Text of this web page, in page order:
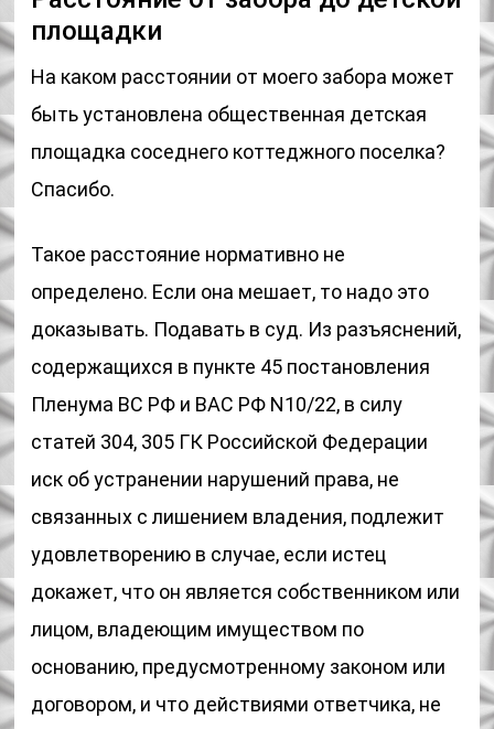
площадки
На каком расстоянии от моего забора может
быть установлена общественная детская
площадка соседнего коттеджного поселка?
Спасибо.
Такое расстояние нормативно не
определено. Если она мешает, то надо это
доказывать. Подавать в суд. Из разъяснений,
содержащихся в пункте 45 постановления
Пленума ВС РФ и ВАС РФ N10/22, в силу
статей 304, 305 ГК Российской Федерации
иск об устранении нарушений права, не
связанных с лишением владения, подлежит
удовлетворению в случае, если истец
докажет, что он является собственником или
лицом, владеющим имуществом по
основанию, предусмотренному законом или
договором, и что действиями ответчика, не